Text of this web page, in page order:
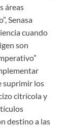
áreas
Senasa
cuando
son
suprimir los
citrícola y
destino a las